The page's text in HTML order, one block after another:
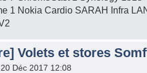
1 Nokia Cardio SARAH Infra
Volets et stores
Déc 2017 12:08